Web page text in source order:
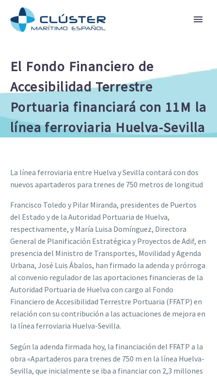
El Fondo Financiero de
Accesibilidad Terrestre
Portuaria financiará con 11M la
línea ferroviaria Huelva-Sevilla
La línea ferroviaria entre Huelva y Sevilla contará con dos
nuevos apartaderos para trenes de 750 metros de longitud
Francisco Toledo y Pilar Miranda, presidentes de Puertos
del Estado y de la Autoridad Portuaria de Huelva,
respectivamente, y María Luisa Domínguez, Directora
General de Planificación Estratégica y Proyectos de Adif, en
presencia del Ministro de Transportes, Movilidad y Agenda
Urbana, José Luis Ábalos, han firmado la adenda y prórroga
al convenio regulador de las aportaciones financieras de la
Autoridad Portuaria de Huelva con cargo al Fondo
Financiero de Accesibilidad Terrestre Portuaria (FFATP) en
relación con su contribución a las actuaciones de mejora en
la línea ferroviaria Huelva-Sevilla.
Según la adenda firmada hoy, la financiación del FFATP a la
obra «Apartaderos para trenes de 750 m en la línea Huelva-
Sevilla, que inicialmente se iba a financiar con 2,3 millones